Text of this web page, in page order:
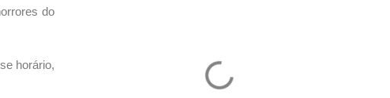
do
horário,